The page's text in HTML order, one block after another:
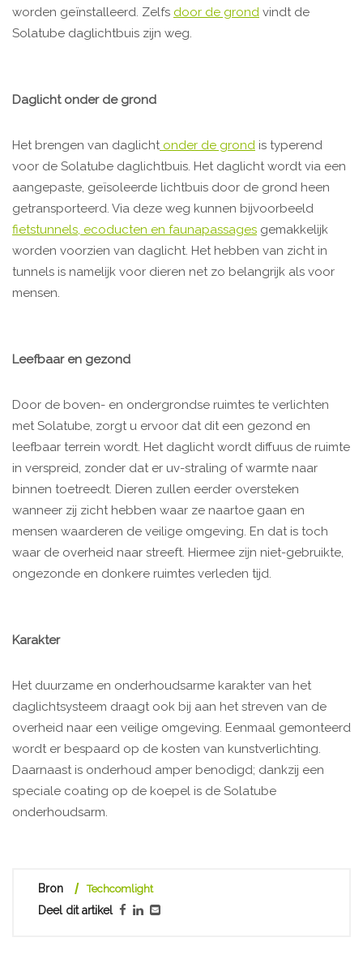
worden geïnstalleerd. Zelfs door de grond vindt de
Solatube daglichtbuis zijn weg.
Daglicht onder de grond
Het brengen van daglichtonder de grond is typerend
voor de Solatube daglichtbuis. Het daglicht wordt via een
aangepaste, geïsoleerde lichtbuis door de grond heen
getransporteerd. Via deze weg kunnen bijvoorbeeld
fietstunnels, ecoducten en faunapassages gemakkelijk
worden voorzien van daglicht. Het hebben van zicht in
tunnels is namelijk voor dieren net zo belangrijk als voor
mensen.
Leefbaar en gezond
Door de boven- en ondergrondse ruimtes te verlichten
met Solatube, zorgt u ervoor dat dit een gezond en
leefbaar terrein wordt. Het daglicht wordt diffuus de ruimte
in verspreid, zonder dat er uv-straling of warmte naar
binnen toetreedt. Dieren zullen eerder oversteken
wanneer zij zicht hebben waar ze naartoe gaan en
mensen waarderen de veilige omgeving. En dat is toch
waar de overheid naar streeft. Hiermee zijn niet-gebruikte,
ongezonde en donkere ruimtes verleden tijd.
Karakter
Het duurzame en onderhoudsarme karakter van het
daglichtsysteem draagt ook bij aan het streven van de
overheid naar een veilige omgeving. Eenmaal gemonteerd
wordt er bespaard op de kosten van kunstverlichting.
Daarnaast is onderhoud amper benodigd; dankzij een
speciale coating op de koepel is de Solatube
onderhoudsarm.
Bron Techcomlight
Deel dit artikel